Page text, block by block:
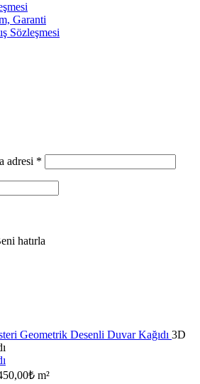
Garanti
Sözleşmesi
adresi *
hatırla
Geometrik Desenli Duvar Kağıdı 3D
₺ m²